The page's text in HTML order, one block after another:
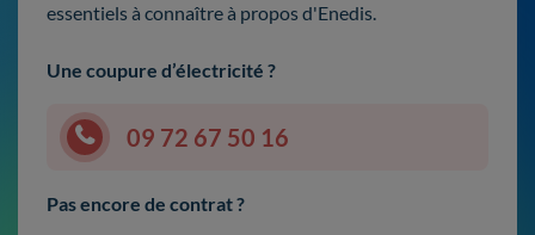
essentiels à connaître à propos d'Enedis.
Une coupure d’électricité ?
09 72 67 50 16
Pas encore de contrat ?